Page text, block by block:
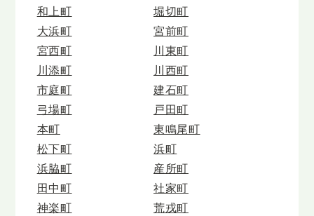
和上町
堀切町
大浜町
宮前町
宮西町
川東町
川添町
川西町
市庭町
建石町
弓場町
戸田町
本町
東鳴尾町
松下町
浜町
浜脇町
産所町
田中町
社家町
神楽町
荒戎町